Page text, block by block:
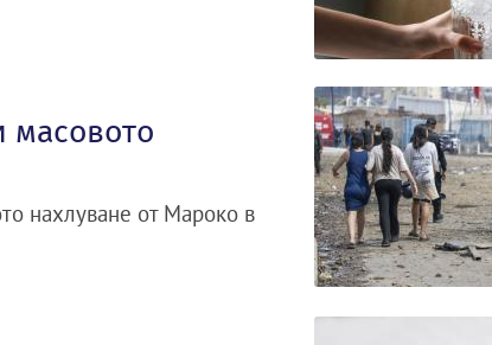
масовото
нахлуване от Мароко в